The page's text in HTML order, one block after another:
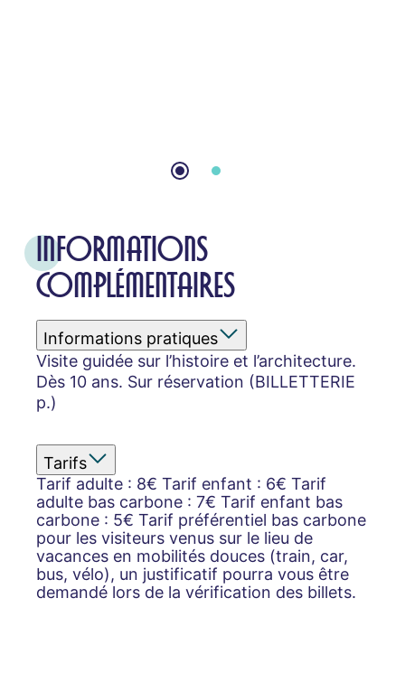
INFORMATIONS
COMPLÉMENTAIRES
Informations pratiques
Visite guidée sur l’histoire et l’architecture.
Dès 10 ans. Sur réservation (BILLETTERIE
p.)
Tarifs
Tarif adulte : 8€ Tarif enfant : 6€ Tarif
adulte bas carbone : 7€ Tarif enfant bas
carbone : 5€ Tarif préférentiel bas carbone
pour les visiteurs venus sur le lieu de
vacances en mobilités douces (train, car,
bus, vélo), un justificatif pourra vous être
demandé lors de la vérification des billets.